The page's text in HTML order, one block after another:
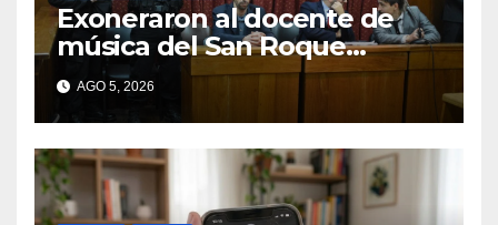
Exoneraron al docente de
música del San Roque
condenado por abuso sexual
infantil
AGO 5, 2026